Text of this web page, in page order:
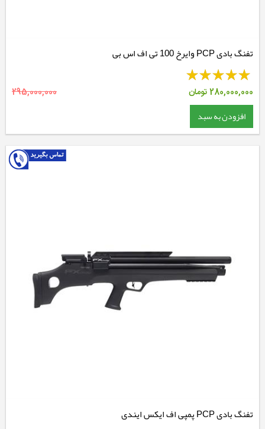
تفنگ بادی PCP وایرخ 100 تی اف اس بی
280,000,000تومان 295,000,000
افزودن به سبد
تفنگ بادی PCP پمپی اف ایکس ایندی